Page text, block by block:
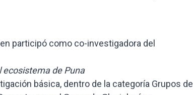
participó como co-investigadora del
ecosistema de Puna
básica, dentro de la categoría Grupos de